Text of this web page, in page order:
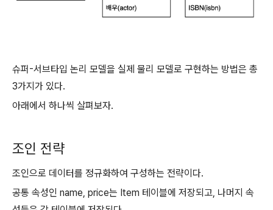
슈퍼-서브타입 논리 모델을 실제 물리 모델로 구현하는 방법은 총
3가지가 있다.
아래에서 하나씩 살펴보자.
조인 전략
조인으로 데이터를 정규화하여 구성하는 전략이다.
공통 속성인 name, price는 Item 테이블에 저장되고, 나머지 속